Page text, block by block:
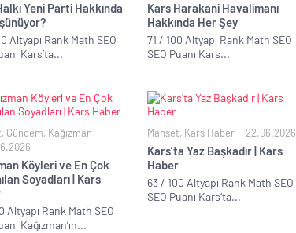
Yeni Parti Hakkında
Altyapı Rank Math SEO
Kars’ta...
Kars Harakani Havalimanı
Hakkında Her Şey
71 / 100 Altyapı Rank Math SEO
SEO Puanı Kars...
, Gündem, Kağızman
Köyleri ve En Çok
Soyadları | Kars
Altyapı Rank Math SEO
Kağızman’ın...
Manşet, Kars Haber 22.06.2026
Kars’ta Yaz Başkadır | Kars
Haber
63 / 100 Altyapı Rank Math SEO
SEO Puanı Kars’ta...